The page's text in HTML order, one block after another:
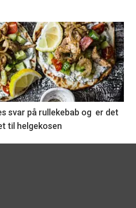
svar på rullekebab og er det
til helgekosen